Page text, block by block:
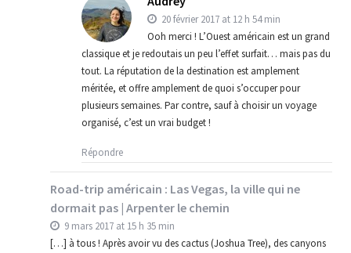
20 février 2017 at 12 h 54 min
Ooh merci ! L’Ouest américain est un grand
classique et je redoutais un peu l’effet surfait… mais pas du
tout. La réputation de la destination est amplement
méritée, et offre amplement de quoi s’occuper pour
plusieurs semaines. Par contre, sauf à choisir un voyage
organisé, c’est un vrai budget !
Répondre
Road-trip américain : Las Vegas, la ville qui ne
dormait pas | Arpenter le chemin
9 mars 2017 at 15 h 35 min
[…] à tous ! Après avoir vu des cactus (Joshua Tree), des canyons